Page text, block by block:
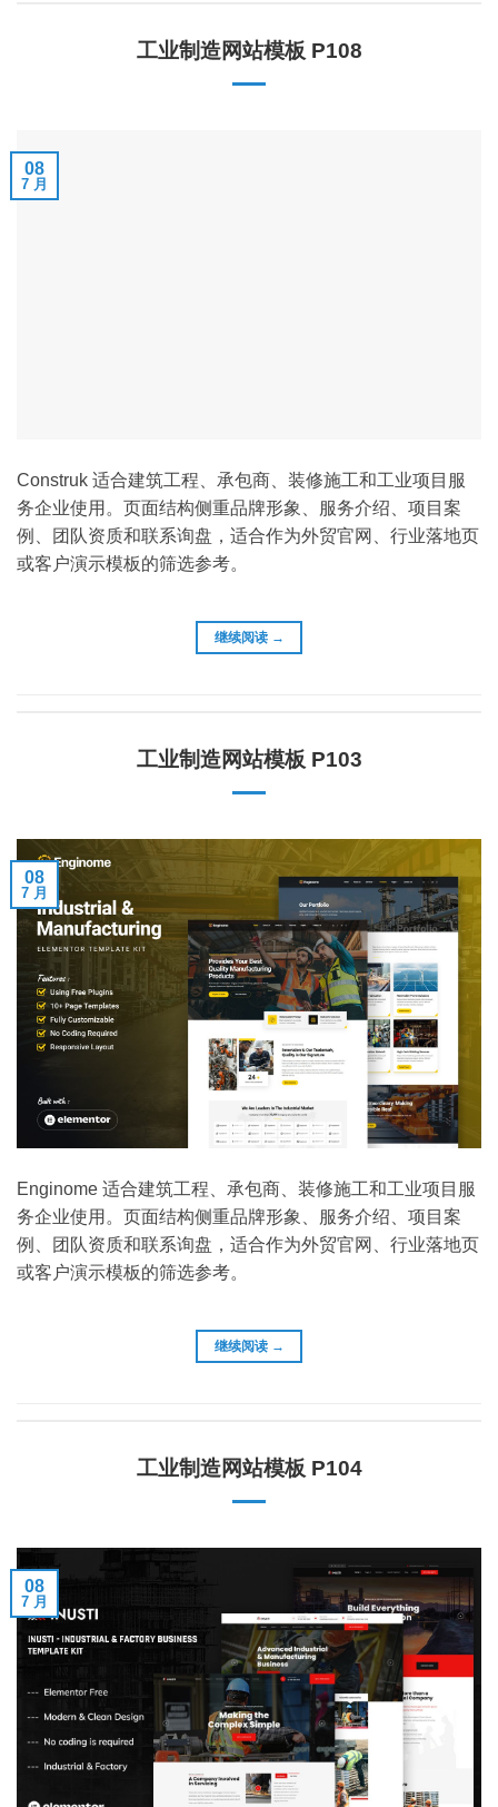
工业制造网站模板 P108
08
7 月
Construk 适合建筑工程、承包商、装修施工和工业项目服
务企业使用。页面结构侧重品牌形象、服务介绍、项目案
例、团队资质和联系询盘，适合作为外贸官网、行业落地页
或客户演示模板的筛选参考。
继续阅读 →
工业制造网站模板 P103
08
7 月
Enginome 适合建筑工程、承包商、装修施工和工业项目服
务企业使用。页面结构侧重品牌形象、服务介绍、项目案
例、团队资质和联系询盘，适合作为外贸官网、行业落地页
或客户演示模板的筛选参考。
继续阅读 →
工业制造网站模板 P104
08
7 月